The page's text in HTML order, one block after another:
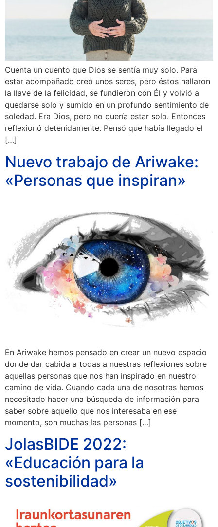
Cuenta un cuento que Dios se sentía muy solo. Para
estar acompañado creó unos seres, pero éstos hallaron
la llave de la felicidad, se fundieron con Él y volvió a
quedarse solo y sumido en un profundo sentimiento de
soledad. Era Dios, pero no quería estar solo. Entonces
reflexionó detenidamente. Pensó que había llegado el
[…]
Nuevo trabajo de Ariwake:
«Personas que inspiran»
En Ariwake hemos pensado en crear un nuevo espacio
donde dar cabida a todas a nuestras reflexiones sobre
aquellas personas que nos han inspirado en nuestro
camino de vida. Cuando cada una de nosotras hemos
necesitado hacer una búsqueda de información para
saber sobre aquello que nos interesaba en ese
momento, son muchas las personas […]
JolasBIDE 2022:
«Educación para la
sostenibilidad»